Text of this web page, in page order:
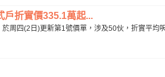
折實價335.1萬起...
周四(2日)更新第1號價單，涉及50伙，折實平